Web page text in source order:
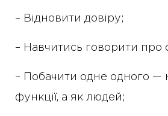
– Відновити довіру;
– Навчитись говорити про
– Побачити одне одного —
функції, а як людей;